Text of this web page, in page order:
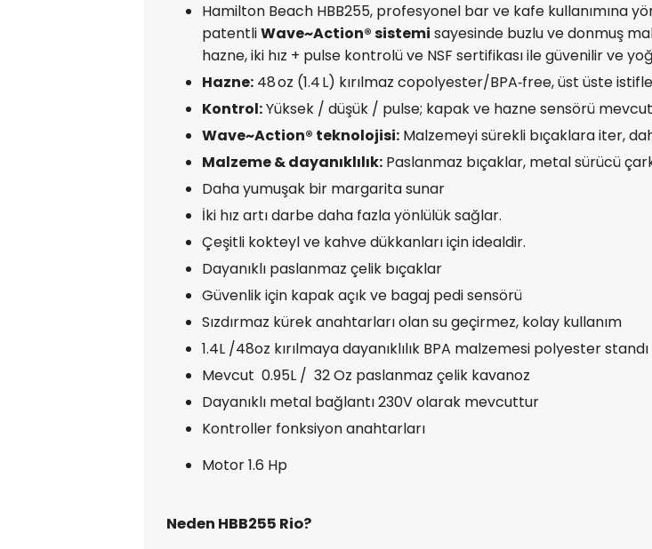
Hamilton Beach HBB255, profesyonel bar ve kafe kullanımına
patentliWave~Action® sistemi sayesinde buzlu ve donmuş
hazne, iki hız + pulse kontrolü ve NSF sertifikası ile güvenilir ve
Hazne: 48 oz (1.4 L) kırılmaz copolyester/BPA‑free, üst üste
Kontrol:Yüksek / düşük / pulse; kapak ve hazne sensörü
Wave~Action® teknolojisi: Malzemeyi sürekli bıçaklara iter,
Malzeme & dayanıklılık: Paslanmaz bıçaklar, metal sürücü
Daha yumuşak bir margarita sunar
İki hız artı darbe daha fazla yönlülük sağlar.
Çeşitli kokteyl ve kahve dükkanları için idealdir.
Dayanıklı paslanmaz çelik bıçaklar
Güvenlik için kapak açık ve bagaj pedi sensörü
Sızdırmaz kürek anahtarları olan su geçirmez, kolay kullanım
1.4L /48oz kırılmaya dayanıklılık BPA malzemesi polyester standı
Mevcut 0.95L / 32 Oz paslanmaz çelik kavanoz
Dayanıklı metal bağlantı 230V olarak mevcuttur
Kontroller fonksiyon anahtarları
Motor 1.6 Hp
Neden HBB255 Rio?